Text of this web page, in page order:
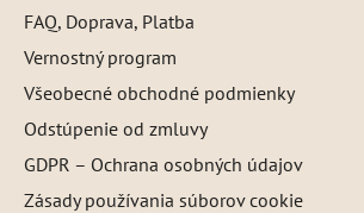
FAQ, Doprava, Platba
Vernostný program
Všeobecné obchodné podmienky
Odstúpenie od zmluvy
GDPR – Ochrana osobných údajov
Zásady používania súborov cookie